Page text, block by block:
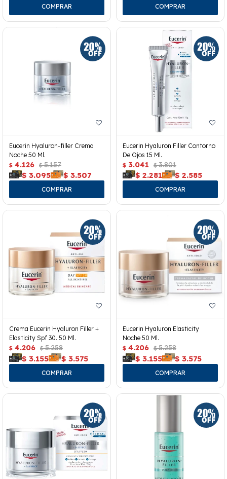
Eucerin Hyaluron-filler Crema
Noche 50 Ml.
$ 4.126 $ 5.157
$ 3.095 $ 3.507
Eucerin Hyaluron Filler Contorno
De Ojos 15 Ml.
$ 3.041 $ 3.801
$ 2.281 $ 2.585
Crema Eucerin Hyaluron Filler +
Elasticity Spf 30. 50 Ml.
$ 4.206 $ 5.258
$ 3.155 $ 3.575
Eucerin Hyaluron Elasticity
Noche 50 Ml.
$ 4.206 $ 5.258
$ 3.155 $ 3.575